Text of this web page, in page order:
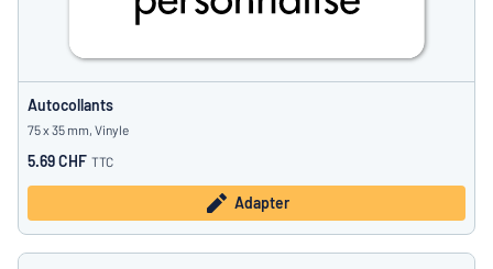
Autocollants
75 x 35 mm, Vinyle
5.69 CHF TTC
Adapter